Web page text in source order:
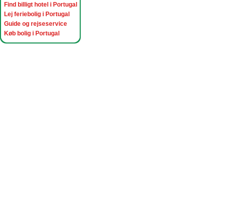
Find billigt hotel i Portugal
Lej feriebolig i Portugal
Guide og rejseservice
Køb bolig i Portugal